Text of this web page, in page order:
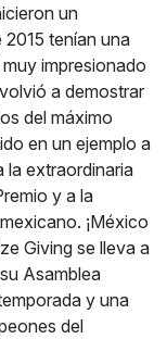
un
tenían una
impresionado
a demostrar
del máximo
en un ejemplo a
la extraordinaria
y a la
¡México
Giving se lleva a
Asamblea
y una
del